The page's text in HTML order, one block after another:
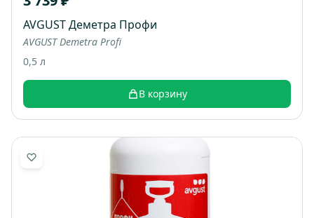
AVGUST Деметра Профи
AVGUST Demetra Profi
0,5 л
В корзину